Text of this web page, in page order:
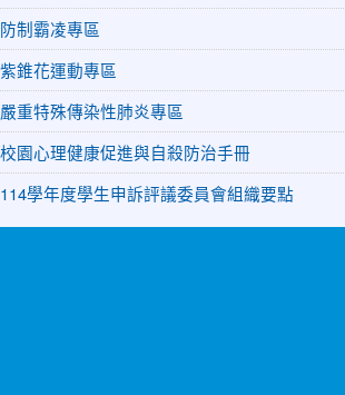
防制霸凌專區
紫錐花運動專區
嚴重特殊傳染性肺炎專區
校園心理健康促進與自殺防治手冊
114學年度學生申訴評議委員會組織要點